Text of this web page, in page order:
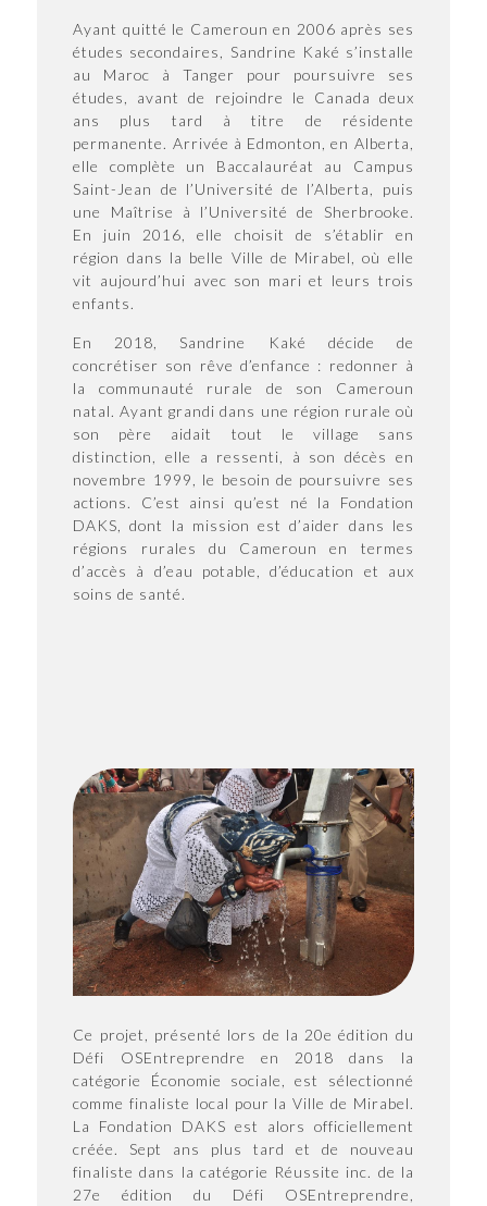
Ayant quitté le Cameroun en 2006 après ses
études secondaires, Sandrine Kaké s’installe
au Maroc à Tanger pour poursuivre ses
études, avant de rejoindre le Canada deux
ans plus tard à titre de résidente
permanente. Arrivée à Edmonton, en Alberta,
elle complète un Baccalauréat au Campus
Saint-Jean de l’Université de l’Alberta, puis
une Maîtrise à l’Université de Sherbrooke.
En juin 2016, elle choisit de s’établir en
région dans la belle Ville de Mirabel, où elle
vit aujourd’hui avec son mari et leurs trois
enfants.
En 2018, Sandrine Kaké décide de
concrétiser son rêve d’enfance : redonner à
la communauté rurale de son Cameroun
natal. Ayant grandi dans une région rurale où
son père aidait tout le village sans
distinction, elle a ressenti, à son décès en
novembre 1999, le besoin de poursuivre ses
actions. C’est ainsi qu’est né la Fondation
DAKS, dont la mission est d’aider dans les
régions rurales du Cameroun en termes
d’accès à d’eau potable, d’éducation et aux
soins de santé.
Ce projet, présenté lors de la 20e édition du
Défi OSEntreprendre en 2018 dans la
catégorie Économie sociale, est sélectionné
comme finaliste local pour la Ville de Mirabel.
La Fondation DAKS est alors officiellement
créée. Sept ans plus tard et de nouveau
finaliste dans la catégorie Réussite inc. de la
27e édition du Défi OSEntreprendre,